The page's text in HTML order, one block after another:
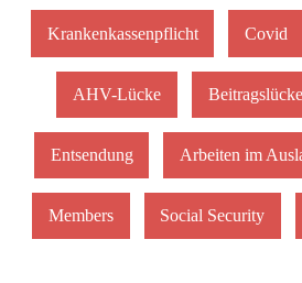
Krankenkassenpflicht Covid
AHV-Lücke Beitragslücke
Entsendung Arbeiten im
Members Social Security